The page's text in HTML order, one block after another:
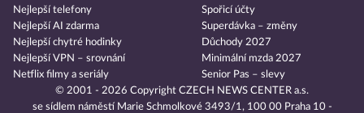
Nejlepší telefony
Nejlepší AI zdarma
Nejlepší chytré hodinky
Nejlepší VPN – srovnání
Netflix filmy a seriály
Spořicí účty
Superdávka – změny
Důchody 2027
Minimální mzda 2027
Senior Pas – slevy
© 2001 - 2026 Copyright CZECH NEWS CENTER a.s.
se sídlem náměstí Marie Schmolkové 3493/1, 100 00 Praha 10 -